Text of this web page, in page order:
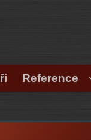
Reference